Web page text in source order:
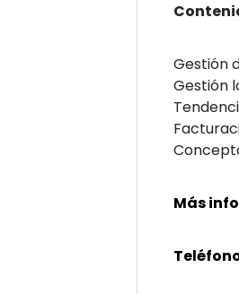
Gestión
Gestión
Más